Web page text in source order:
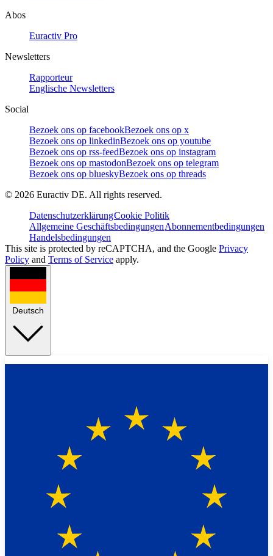
Abos
Euractiv Pro
Newsletters
Rapporteur
Englische Newsletters
Social
Bezoek ons op facebookBezoek ons op x
Bezoek ons op linkedinBezoek ons op youtube
Bezoek ons op rss-feedBezoek ons op instagram
Bezoek ons op mastodonBezoek ons op telegram
Bezoek ons op blueskyBezoek ons op threads
© 2026 Euractiv DE. All rights reserved.
DatenschutzerklärungCookie Politik
Allgemeine GeschäftsbedingungenAbonnementbedingungen
Handelsbedingungen
This site is protected by reCAPTCHA, and the Google Privacy
Policy and Terms of Service apply.
Deutsch